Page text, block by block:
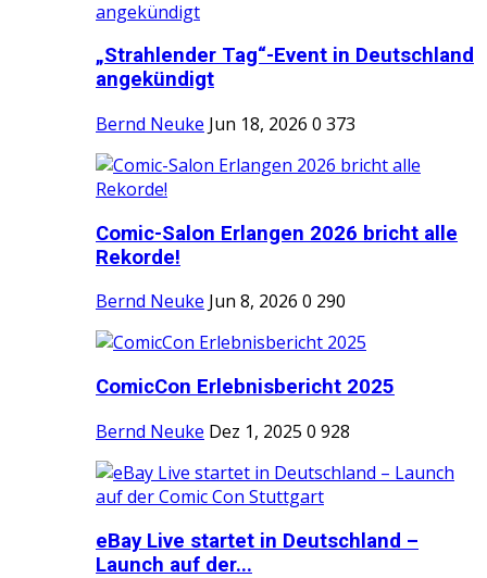
„Strahlender Tag“-Event in Deutschland
angekündigt
Bernd Neuke Jun 18, 2026 0 373
Comic-Salon Erlangen 2026 bricht alle
Rekorde!
Bernd Neuke Jun 8, 2026 0 290
ComicCon Erlebnisbericht 2025
Bernd Neuke Dez 1, 2025 0 928
eBay Live startet in Deutschland –
Launch auf der...